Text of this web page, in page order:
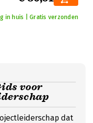
in huis | Gratis verzonden
voor
dat